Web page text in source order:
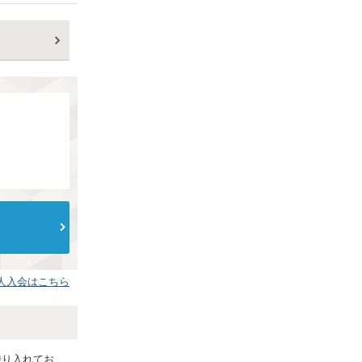
ある旨、
入会はこちら
入れてお